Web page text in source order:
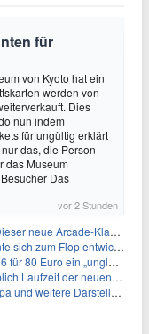
für
von Kyoto hat ein
werden von
Dies
nun indem
für ungültig erklärt
das, die Person
das Museum
Das
vor 2 Stunden
Klassiker verzeiht dir gar nichts
zum Flop entwickeln
„unglaubliches Schnäppchen“
neuen Gameplay-Präsentation
Darsteller sollen feststehen